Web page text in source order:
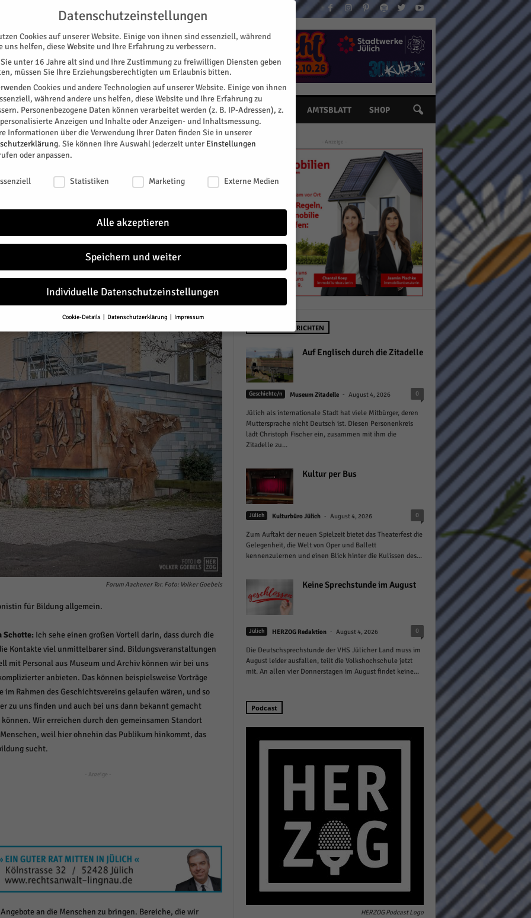
KONTAKT DATENSCHUTZ
SPEZIAL E-PAPER KINO GALERIE TERMINE AMTSBLATT SHOP
einem Jahr sowohl formal als auch inhaltlich die
und Museum. Die drei Leitungen erklären,
ein gelungenes Miteinander ist: Claudia
und Marcell Perse (Museum) im Austausch.
Forum Aachener Tor. Foto: Volker Goebels
für Bildung allgemein.
Schotte: Ich sehe einen großen Vorteil darin, dass durch die
Kontakte viel unmittelbarer sind. Bildungsveranstaltungen
mit Personal aus Museum und Archiv können wir bei uns
anbieten. Das können beispielsweise Vorträge
im Rahmen des Geschichtsvereins gelaufen wären, und so
zu uns finden und auch bei uns dann bekannt gemacht
können. Wir erreichen durch den gemeinsamen Standort
weil hier ohnehin das Publikum hinkommt, das
sucht.
- Anzeige -
an die Menschen zu bringen. Bereiche, die wir
- Anzeige -
NEUSTE NACHRICHTEN
Auf Englisch durch die Zitadelle
Geschichte/n Museum Zitadelle - August 4, 2026 0
Jülich als internationale Stadt hat viele Mitbürger, deren
Muttersprache nicht Deutsch ist. Diesen Personenkreis
lädt Christoph Fischer ein, zusammen mit ihm die
Zitadelle zu...
Kultur per Bus
Jülich Kulturbüro Jülich - August 4, 2026 0
Zum Auftakt der neuen Spielzeit bietet das Theaterfest die
Gelegenheit, die Welt von Oper und Ballett
kennenzulernen und einen Blick hinter die Kulissen des...
Keine Sprechstunde im August
Jülich HERZOG Redaktion - August 4, 2026 0
Die Deutschsprechstunde der VHS Jülicher Land muss im
August leider ausfallen, teilt die Volkshochschule jetzt
mit. An allen vier Donnerstagen im August findet keine...
Podcast
HERZOG Podcast Logo
Datenschutzeinstellungen
Cookies auf unserer Website. Einige von ihnen sind essenziell, während
uns helfen, diese Website und Ihre Erfahrung zu verbessern.
unter 16 Jahre alt sind und Ihre Zustimmung zu freiwilligen Diensten geben
müssen Sie Ihre Erziehungsberechtigten um Erlaubnis bitten.
Cookies und andere Technologien auf unserer Website. Einige von ihnen
während andere uns helfen, diese Website und Ihre Erfahrung zu
Personenbezogene Daten können verarbeitet werden (z. B. IP-Adressen), z.
Anzeigen und Inhalte oder Anzeigen- und Inhaltsmessung.
Informationen über die Verwendung Ihrer Daten finden Sie in unserer
. Sie können Ihre Auswahl jederzeit unter Einstellungen
oder anpassen.
Statistiken Marketing Externe Medien
Alle akzeptieren
Speichern und weiter
Individuelle Datenschutzeinstellungen
Cookie-Details Datenschutzerklärung Impressum
Datenschutzeinstellungen
unter 16 Jahre alt sind und Ihre Zustimmung zu freiwilligen Diensten geben
müssen Sie Ihre Erziehungsberechtigten um Erlaubnis bitten.
Cookies und andere Technologien auf unserer Website. Einige von ihnen
während andere uns helfen, diese Website und Ihre Erfahrung zu
Personenbezogene Daten können verarbeitet werden (z. B. IP-Adressen), z.
Anzeigen und Inhalte oder Anzeigen- und Inhaltsmessung.
Informationen über die Verwendung Ihrer Daten finden Sie in unserer
.
Sie eine Übersicht über alle verwendeten Cookies. Sie können Ihre
zu ganzen Kategorien geben oder sich weitere Informationen anzeigen
und so nur bestimmte Cookies auswählen.
akzeptieren
und weiter
Zurück
(1)
Cookies ermöglichen grundlegende Funktionen und sind für die einwandfreie
Besucher unsere Website nutzen.
(1)
Cookies werden von Drittanbietern oder Publishern verwendet, um personalisierte
anzuzeigen. Sie tun dies, indem sie Besucher über Websites hinweg verfolgen.
Externe Medien